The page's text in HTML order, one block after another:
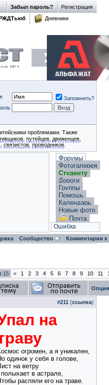
Регистрация
Забыл пароль?
Дневники
Запомнить?
проблемами. Также
путейцев движенцев
связистов проводников
Форумы
Фотогалерея
Студенту
Дороги
Группы
Помощь
Календарь
Новые фото
Почта
Ошибка
Сообщество Комментарии
15 < 1 2 3 4 5 6 7 8 9 10 11
#211 (ссылка)
на
огромен, а я уникален,
одинок у себя в голове,
на ветру
в астрале,
распяли его на траве.